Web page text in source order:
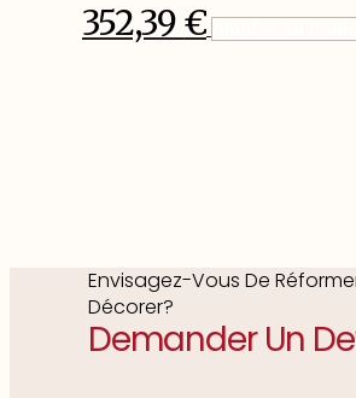
352,39€
Envisagez-Vous De
Décorer?
Demander Un